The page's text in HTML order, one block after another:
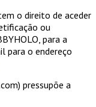
o direito de aceder
ou
para a
para o endereço
pressupõe a